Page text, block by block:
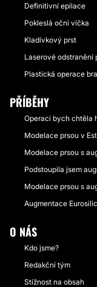
Definitivní epilace
Pokleslá oční víčka
Kladívkový prst
Laserové odstranění
Plastická operace
PŘÍBĚHY
Operaci bych chtěla
Modelace prsou v
Modelace prsou s
Podstoupila jsem
Modelace prsou s
Augmentace
O NÁS
Kdo jsme?
Redakční tým
Stížnost na obsah